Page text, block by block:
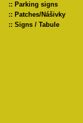
:: Parking signs
:: Patches/Nášivky
:: Signs / Tabule